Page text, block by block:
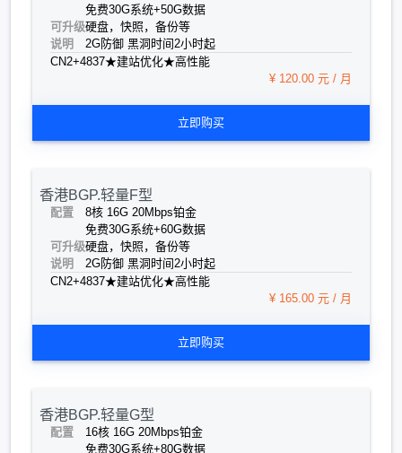
免费30G系统+50G数据
可升级硬盘，快照，备份等
说明
2G防御 黑洞时间2小时起
CN2+4837★建站优化★高性能
¥ 120.00 元 / 月
立即购买
香港BGP.轻量F型
配置 8核 16G 20Mbps铂金
免费30G系统+60G数据
可升级硬盘，快照，备份等
说明
2G防御 黑洞时间2小时起
CN2+4837★建站优化★高性能
¥ 165.00 元 / 月
立即购买
香港BGP.轻量G型
配置 16核 16G 20Mbps铂金
免费30G系统+80G数据